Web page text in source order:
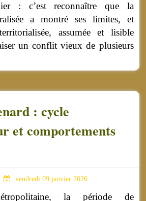
: c’est reconnaître que la
a montré ses limites, et
assumée et lisible
un conflit vieux de plusieurs
: cycle
et comportements
vendredi 09 janvier 2026
la période de